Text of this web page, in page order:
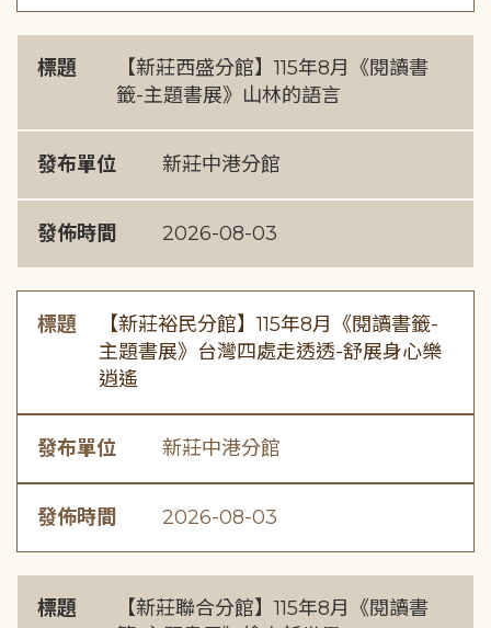
標題
【新莊西盛分館】115年8月《閱讀書
籤-主題書展》山林的語言
發布單位 新莊中港分館
發佈時間 2026-08-03
標題
【新莊裕民分館】115年8月《閱讀書籤-
主題書展》台灣四處走透透-舒展身心樂
逍遙
發布單位 新莊中港分館
發佈時間 2026-08-03
標題
【新莊聯合分館】115年8月《閱讀書